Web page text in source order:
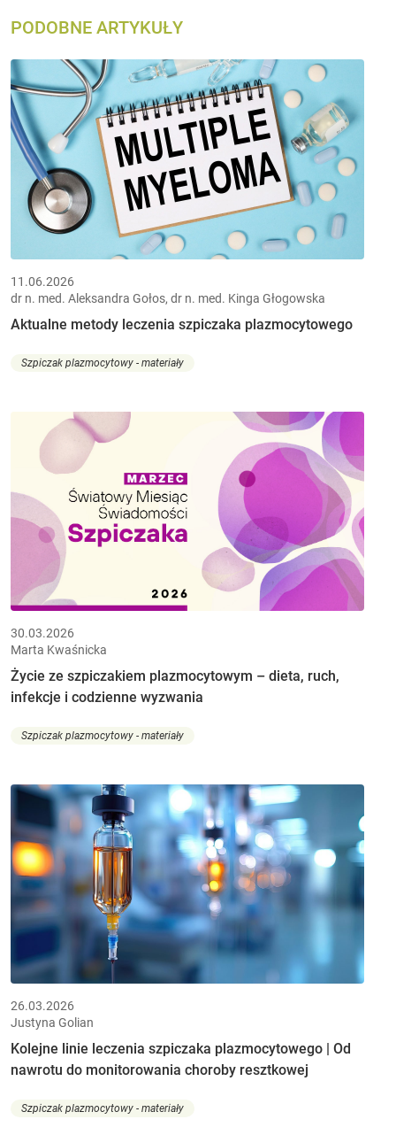
PODOBNE ARTYKUŁY
11.06.2026
dr n. med. Aleksandra Gołos, dr n. med. Kinga Głogowska
Aktualne metody leczenia szpiczaka plazmocytowego
Szpiczak plazmocytowy - materiały
30.03.2026
Marta Kwaśnicka
Życie ze szpiczakiem plazmocytowym – dieta, ruch,
infekcje i codzienne wyzwania
Szpiczak plazmocytowy - materiały
26.03.2026
Justyna Golian
Kolejne linie leczenia szpiczaka plazmocytowego | Od
nawrotu do monitorowania choroby resztkowej
Szpiczak plazmocytowy - materiały